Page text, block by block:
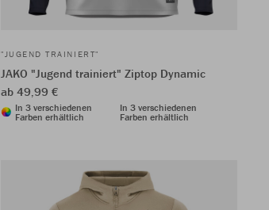
"JUGEND TRAINIERT"
JAKO "Jugend trainiert" Ziptop Dynamic
ab 49,99 €
In 3 verschiedenen
Farben erhältlich
In 3 verschiedenen
Farben erhältlich